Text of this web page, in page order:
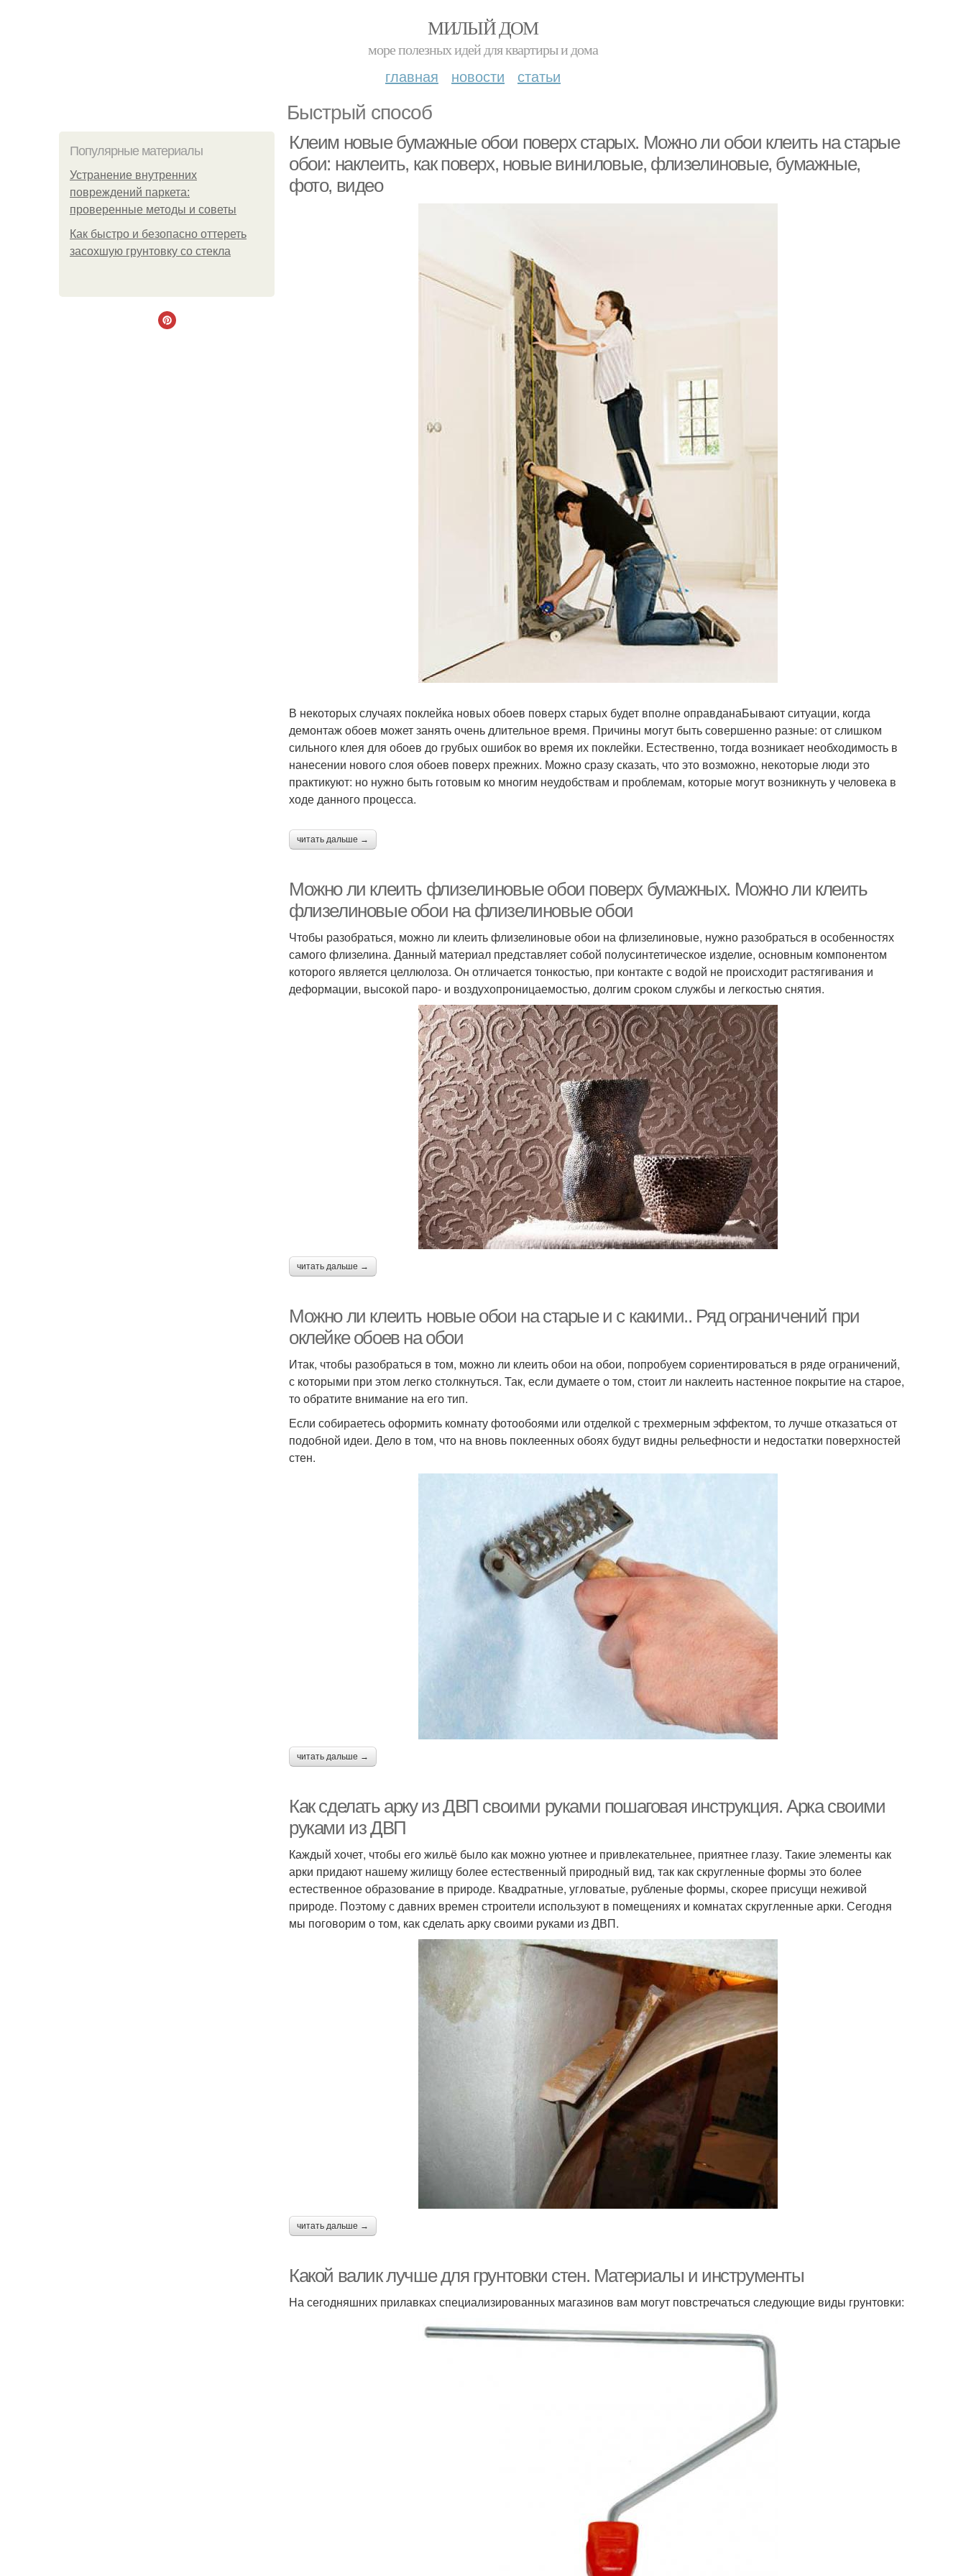
МИЛЫЙ ДОМ
море полезных идей для квартиры и дома
главная новости статьи
Быстрый способ
Популярные материалы
Устранение внутренних
повреждений паркета:
проверенные методы и советы
Как быстро и безопасно оттереть
засохшую грунтовку со стекла
Клеим новые бумажные обои поверх старых. Можно ли обои клеить на старые
обои: наклеить, как поверх, новые виниловые, флизелиновые, бумажные,
фото, видео
В некоторых случаях поклейка новых обоев поверх старых будет вполне оправданаБывают ситуации, когда
демонтаж обоев может занять очень длительное время. Причины могут быть совершенно разные: от слишком
сильного клея для обоев до грубых ошибок во время их поклейки. Естественно, тогда возникает необходимость в
нанесении нового слоя обоев поверх прежних. Можно сразу сказать, что это возможно, некоторые люди это
практикуют: но нужно быть готовым ко многим неудобствам и проблемам, которые могут возникнуть у человека в
ходе данного процесса.
читать дальше →
Можно ли клеить флизелиновые обои поверх бумажных. Можно ли клеить
флизелиновые обои на флизелиновые обои
Чтобы разобраться, можно ли клеить флизелиновые обои на флизелиновые, нужно разобраться в особенностях
самого флизелина. Данный материал представляет собой полусинтетическое изделие, основным компонентом
которого является целлюлоза. Он отличается тонкостью, при контакте с водой не происходит растягивания и
деформации, высокой паро- и воздухопроницаемостью, долгим сроком службы и легкостью снятия.
читать дальше →
Можно ли клеить новые обои на старые и с какими.. Ряд ограничений при
оклейке обоев на обои
Итак, чтобы разобраться в том, можно ли клеить обои на обои, попробуем сориентироваться в ряде ограничений,
с которыми при этом легко столкнуться. Так, если думаете о том, стоит ли наклеить настенное покрытие на старое,
то обратите внимание на его тип.
Если собираетесь оформить комнату фотообоями или отделкой с трехмерным эффектом, то лучше отказаться от
подобной идеи. Дело в том, что на вновь поклеенных обоях будут видны рельефности и недостатки поверхностей
стен.
читать дальше →
Как сделать арку из ДВП своими руками пошаговая инструкция. Арка своими
руками из ДВП
Каждый хочет, чтобы его жильё было как можно уютнее и привлекательнее, приятнее глазу. Такие элементы как
арки придают нашему жилищу более естественный природный вид, так как скругленные формы это более
естественное образование в природе. Квадратные, угловатые, рубленые формы, скорее присущи неживой
природе. Поэтому с давних времен строители используют в помещениях и комнатах скругленные арки. Сегодня
мы поговорим о том, как сделать арку своими руками из ДВП.
читать дальше →
Какой валик лучше для грунтовки стен. Материалы и инструменты
На сегодняшних прилавках специализированных магазинов вам могут повстречаться следующие виды грунтовки: